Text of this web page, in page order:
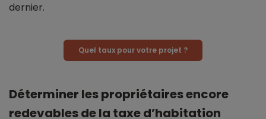
dernier.
Quel taux pour votre projet ?
Déterminer les propriétaires encore
redevables de la taxe d’habitation